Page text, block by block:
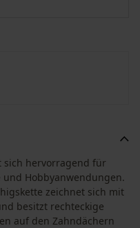
sich hervorragend für
Hobbyanwendungen.
zeichnet sich mit
besitzt rechteckige
auf den Zahndächern